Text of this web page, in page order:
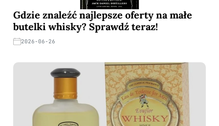
Gdzie znaleźć najlepsze oferty na małe
butelki whisky? Sprawdź teraz!
2026-06-26